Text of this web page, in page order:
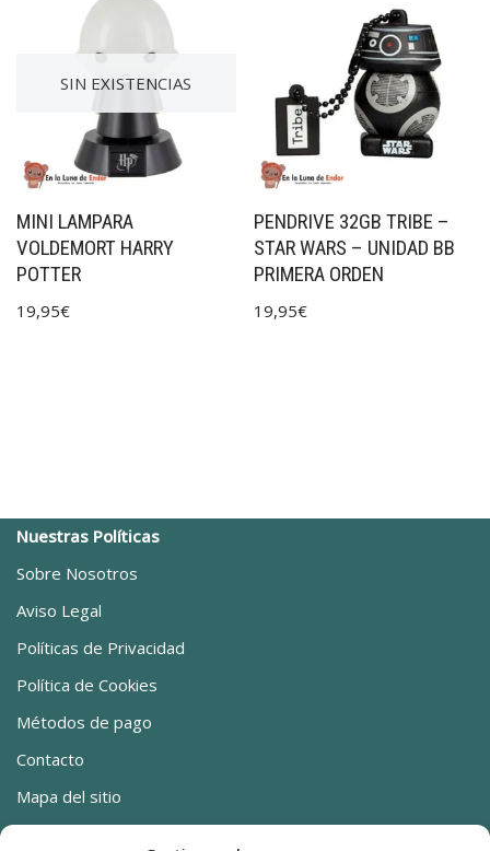
SIN EXISTENCIAS
MINI LAMPARA
VOLDEMORT HARRY
POTTER
19,95€
PENDRIVE 32GB TRIBE –
STAR WARS – UNIDAD BB
PRIMERA ORDEN
19,95€
Nuestras Políticas
Sobre Nosotros
Aviso Legal
Políticas de Privacidad
Política de Cookies
Métodos de pago
Contacto
Mapa del sitio